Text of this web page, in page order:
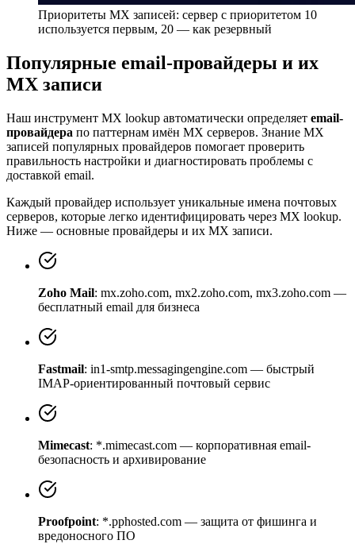
Приоритеты MX записей: сервер с приоритетом 10
используется первым, 20 — как резервный
Популярные email-провайдеры и их
MX записи
Наш инструмент MX lookup автоматически определяет email-
провайдера по паттернам имён MX серверов. Знание MX
записей популярных провайдеров помогает проверить
правильность настройки и диагностировать проблемы с
доставкой email.
Каждый провайдер использует уникальные имена почтовых
серверов, которые легко идентифицировать через MX lookup.
Ниже — основные провайдеры и их MX записи.
Zoho Mail: mx.zoho.com, mx2.zoho.com, mx3.zoho.com —
бесплатный email для бизнеса
Fastmail: in1-smtp.messagingengine.com — быстрый
IMAP-ориентированный почтовый сервис
Mimecast: *.mimecast.com — корпоративная email-
безопасность и архивирование
Proofpoint: *.pphosted.com — защита от фишинга и
вредоносного ПО